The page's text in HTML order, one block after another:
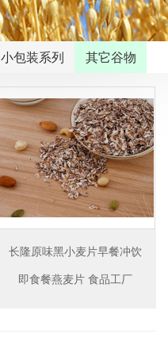
小包装系列 其它谷物
长隆原味黑小麦片早餐冲饮
即食餐燕麦片 食品工厂